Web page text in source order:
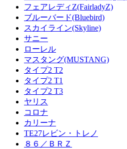
フェアレディZ(FairladyZ)
ブルーバード(Bluebird)
スカイライン(Skyline)
サニー
ローレル
マスタング(MUSTANG)
タイプ2 T2
タイプ2 T1
タイプ2 T3
ヤリス
コロナ
カリーナ
TE27レビン・トレノ
８６／ＢＲＺ